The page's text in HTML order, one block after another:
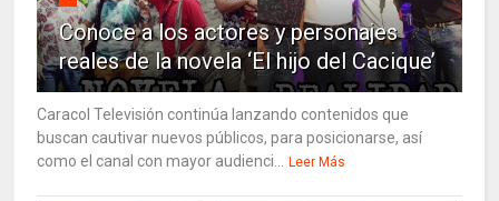
Conoce a los actores y personajes
reales de la novela ‘El hijo del Cacique’
Caracol Televisión continúa lanzando contenidos que
buscan cautivar nuevos públicos, para posicionarse, así
como el canal con mayor audienci...
Leer Más